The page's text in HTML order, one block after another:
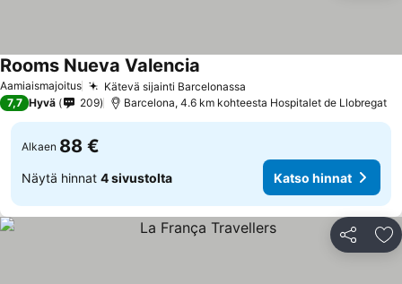
Aamiaismajoitus Kätevä sijainti Barcelonassa
Rooms Nueva Valencia
7,7 Hyvä 209 Barcelona, 4.6 km kohteesta Hospitalet de Llobregat
Alkaen 88 €
Näytä hinnat 4 sivustolta Katso hinnat
Jaa